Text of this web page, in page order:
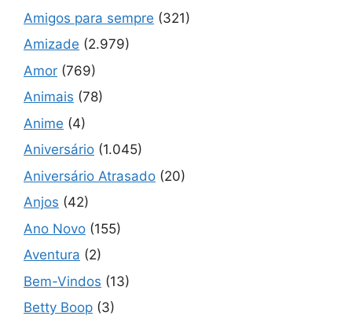
Amigos para sempre (321)
Amizade (2.979)
Amor (769)
Animais (78)
Anime (4)
Aniversário (1.045)
Aniversário Atrasado (20)
Anjos (42)
Ano Novo (155)
Aventura (2)
Bem-Vindos (13)
Betty Boop (3)